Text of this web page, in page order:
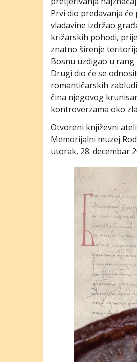
Prvi dio predavanja
vladavine izdržao
križarskih pohodi,
znatno širenje
Bosnu uzdigao u rang
Drugi dio će se
romantičarskih
čina njegovog
kontroverzama oko
Otvoreni književni
Memorijalni muzej
utorak, 28. decembar